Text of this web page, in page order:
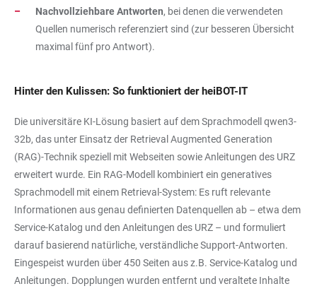
Nachvollziehbare Antworten, bei denen die verwendeten
Quellen numerisch referenziert sind (zur besseren Übersicht
maximal fünf pro Antwort).
Hinter den Kulissen: So funktioniert der heiBOT-IT
Die universitäre KI-Lösung basiert auf dem Sprachmodell qwen3-
32b, das unter Einsatz der Retrieval Augmented Generation
(RAG)-Technik speziell mit Webseiten sowie Anleitungen des URZ
erweitert wurde. Ein RAG-Modell kombiniert ein generatives
Sprachmodell mit einem Retrieval-System: Es ruft relevante
Informationen aus genau definierten Datenquellen ab – etwa dem
Service-Katalog und den Anleitungen des URZ – und formuliert
darauf basierend natürliche, verständliche Support-Antworten.
Eingespeist wurden über 450 Seiten aus z.B. Service-Katalog und
Anleitungen. Dopplungen wurden entfernt und veraltete Inhalte